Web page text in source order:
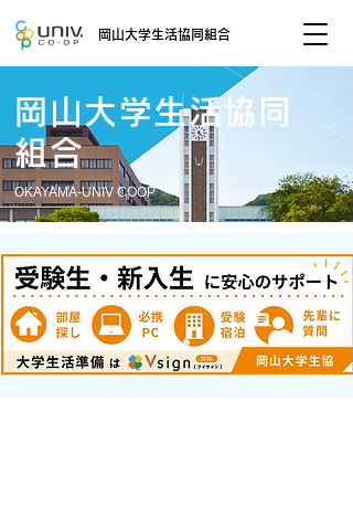
岡山大学生活協同組合
岡山大学​生活協同
組合
OKAYAMA-UNIV COOP